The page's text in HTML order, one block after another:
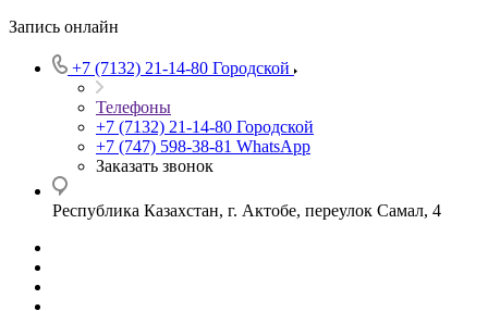
Запись онлайн
+7 (7132) 21-14-80 Городской
Телефоны
+7 (7132) 21-14-80 Городской
+7 (747) 598-38-81 WhatsApp
Заказать звонок
Республика Казахстан, г. Актобе, переулок Самал, 4